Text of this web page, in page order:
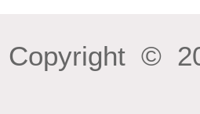
Copyright ©